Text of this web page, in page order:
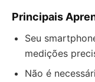
Principais
Seu
medições
Não é